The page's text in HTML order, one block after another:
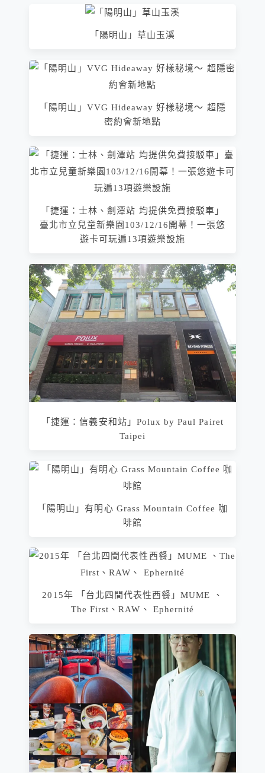
「陽明山」草山玉溪
「陽明山」VVG Hideaway 好樣秘境～ 超隱
密約會新地點
「捷運：士林、劍潭站 均提供免費接駁車」
臺北市立兒童新樂園103/12/16開幕！一張悠
遊卡可玩遍13項遊樂設施
「捷運：信義安和站」Polux by Paul Pairet
Taipei
「陽明山」有明心 Grass Mountain Coffee 咖
啡館
2015年 「台北四間代表性西餐」MUME 、
The First、RAW、 Ephernité